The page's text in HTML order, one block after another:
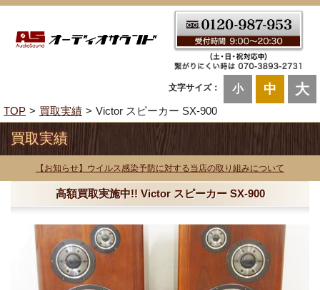
文字サイズ： 小 中 大
TOP 買取実績 Victor スピーカー SX-900
買取実績
【お知らせ】ウイルス感染予防に対する当店の取り組みについて
高額買取実施中!! Victor スピーカー SX-900